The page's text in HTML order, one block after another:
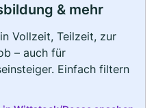
& mehr
Vollzeit, Teilzeit, zur
– auch für
Einfach filtern